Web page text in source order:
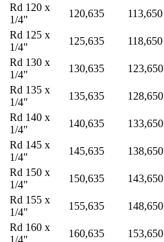
Rd 120 x
1/4"
120,635 113,650
Rd 125 x
1/4"
125,635 118,650
Rd 130 x
1/4"
130,635 123,650
Rd 135 x
1/4"
135,635 128,650
Rd 140 x
1/4"
140,635 133,650
Rd 145 x
1/4"
145,635 138,650
Rd 150 x
1/4"
150,635 143,650
Rd 155 x
1/4"
155,635 148,650
Rd 160 x
1/4"
160,635 153,650